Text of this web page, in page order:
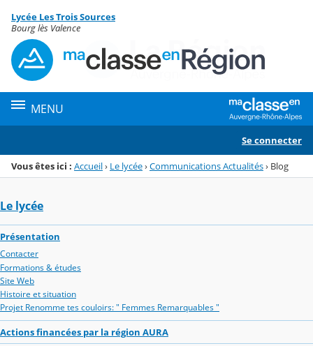
Menu de la rubrique
Contenu
Lycée Les Trois Sources
Bourg lès Valence
MENU
Se connecter
Vous êtes ici : Accueil› Le lycée›Communications Actualités› Blog
Le lycée
Présentation
Contacter
Formations & études
Site Web
Histoire et situation
Projet Renomme tes couloirs: " Femmes Remarquables "
Actions financées par la région AURA